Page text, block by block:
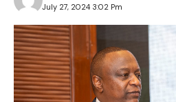
July 27, 2024 3:02 Pm